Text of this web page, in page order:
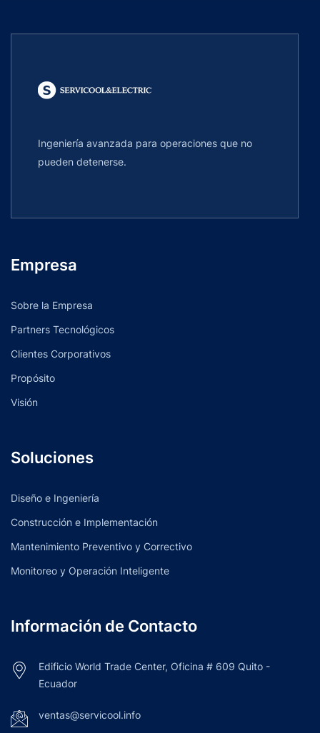
Ingeniería avanzada para operaciones que no
pueden detenerse.
Empresa
Sobre la Empresa
Partners Tecnológicos
Clientes Corporativos
Propósito
Visión
Soluciones
Diseño e Ingeniería
Construcción e Implementación
Mantenimiento Preventivo y Correctivo
Monitoreo y Operación Inteligente
Información de Contacto
Edificio World Trade Center, Oficina # 609 Quito -
Ecuador
ventas@servicool.info